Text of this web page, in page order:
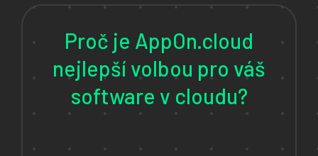
Proč je AppOn.cloud
nejlepší volbou pro váš
software v cloudu?